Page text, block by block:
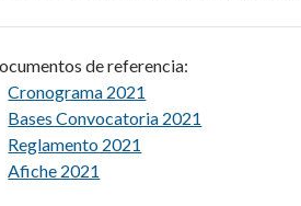
de referencia:
Cronograma 2021
Bases Convocatoria 2021
Reglamento 2021
Afiche 2021